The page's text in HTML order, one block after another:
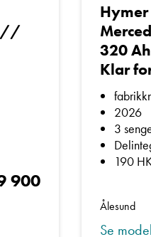
//
900
320
Klar
2026
3
190
Ålesund
Se